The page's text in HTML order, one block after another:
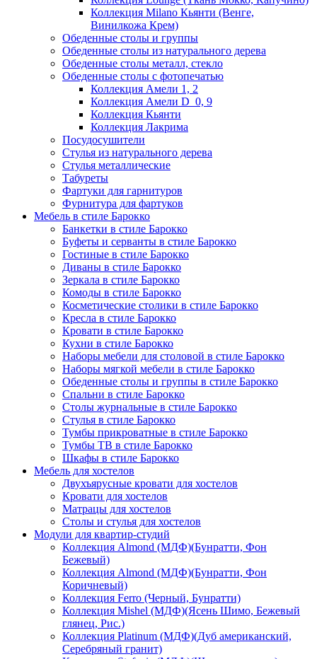
Коллекция Milano Кьянти (Венге,
Винилкожа Крем)
Обеденные столы и группы
Обеденные столы из натурального дерева
Обеденные столы металл, стекло
Обеденные столы с фотопечатью
Коллекция Амели 1, 2
Коллекция Амели D_0, 9
Коллекция Кьянти
Коллекция Лакрима
Посудосушители
Стулья из натурального дерева
Стулья металлические
Табуреты
Фартуки для гарнитуров
Фурнитура для фартуков
Мебель в стиле Барокко
Банкетки в стиле Барокко
Буфеты и серванты в стиле Барокко
Гостиные в стиле Барокко
Диваны в стиле Барокко
Зеркала в стиле Барокко
Комоды в стиле Барокко
Косметические столики в стиле Барокко
Кресла в стиле Барокко
Кровати в стиле Барокко
Кухни в стиле Барокко
Наборы мебели для столовой в стиле Барокко
Наборы мягкой мебели в стиле Барокко
Обеденные столы и группы в стиле Барокко
Спальни в стиле Барокко
Столы журнальные в стиле Барокко
Стулья в стиле Барокко
Тумбы прикроватные в стиле Барокко
Тумбы ТВ в стиле Барокко
Шкафы в стиле Барокко
Мебель для хостелов
Двухъярусные кровати для хостелов
Кровати для хостелов
Матрацы для хостелов
Столы и стулья для хостелов
Модули для квартир-студий
Коллекция Almond (МДФ)(Бунратти, Фон
Бежевый)
Коллекция Almond (МДФ)(Бунратти, Фон
Коричневый)
Коллекция Ferro (Черный, Бунратти)
Коллекция Mishel (МДФ)(Ясень Шимо, Бежевый
глянец, Рис.)
Коллекция Platinum (МДФ)(Дуб американский,
Серебряный гранит)